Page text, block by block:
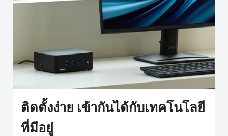
ติดตั้งง่าย เข้ากันได้กับเทคโนโลยี
ที่มีอยู่